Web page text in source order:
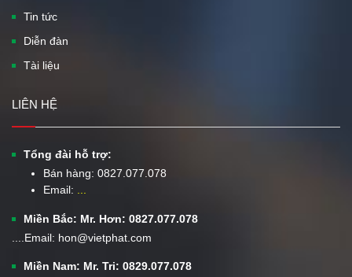
Tin tức
Diễn đàn
Tài liệu
LIÊN HỆ
Tổng đài hỗ trợ:
Bán hàng: 0827.077.078
Email:
Miền Bắc: Mr. Hơn: 0827.077.078
....Email: hon@vietphat.com
Miền Nam: Mr. Tri: 0829.077.078